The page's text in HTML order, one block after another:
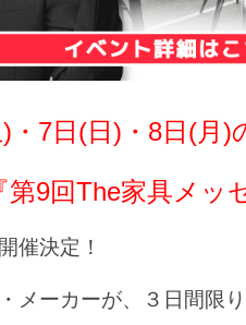
・7日(日)・8日(月)
9回The家具メッ
催決定！
メーカーが、３日間限